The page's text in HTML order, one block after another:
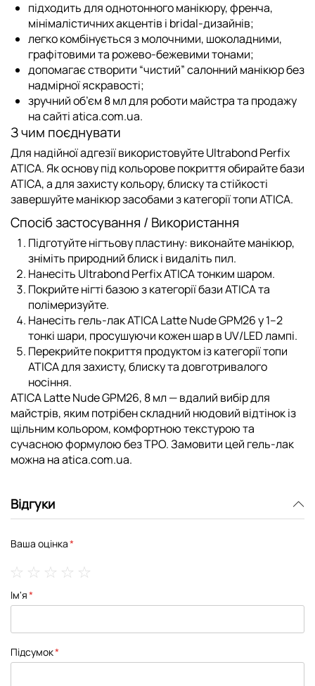
підходить для однотонного манікюру, френча,
мінімалістичних акцентів і bridal-дизайнів;
легко комбінується з молочними, шоколадними,
графітовими та рожево-бежевими тонами;
допомагає створити “чистий” салонний манікюр без
надмірної яскравості;
зручний об’єм 8 мл для роботи майстра та продажу
на сайті atica.com.ua.
З чим поєднувати
Для надійної адгезії використовуйтеUltrabond Perfix
ATICA. Як основу під кольорове покриття обирайтебази
ATICA, а для захисту кольору, блиску та стійкості
завершуйте манікюр засобами з категоріїтопи ATICA.
Спосіб застосування / Використання
Підготуйте нігтьову пластину: виконайте манікюр,
зніміть природний блиск і видаліть пил.
Нанесіть Ultrabond Perfix ATICAтонким шаром.
Покрийте нігті базою з категоріїбази ATICAта
полімеризуйте.
Нанесіть гель-лак ATICA Latte Nude GPM26 у 1–2
тонкі шари, просушуючи кожен шар в UV/LED лампі.
Перекрийте покриття продуктом із категоріїтопи
ATICAдля захисту, блиску та довготривалого
носіння.
ATICA Latte Nude GPM26, 8 мл — вдалий вибір для
майстрів, яким потрібен складний нюдовий відтінок із
щільним кольором, комфортною текстурою та
сучасною формулою без TPO. Замовити цей гель-лак
можна на atica.com.ua.
Відгуки
Ваша оцінка
star
stars
stars
stars
stars
Ім'я
Підсумок